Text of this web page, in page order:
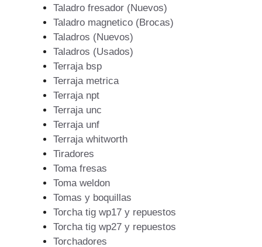
Taladro fresador (Nuevos)
Taladro magnetico (Brocas)
Taladros (Nuevos)
Taladros (Usados)
Terraja bsp
Terraja metrica
Terraja npt
Terraja unc
Terraja unf
Terraja whitworth
Tiradores
Toma fresas
Toma weldon
Tomas y boquillas
Torcha tig wp17 y repuestos
Torcha tig wp27 y repuestos
Torchadores